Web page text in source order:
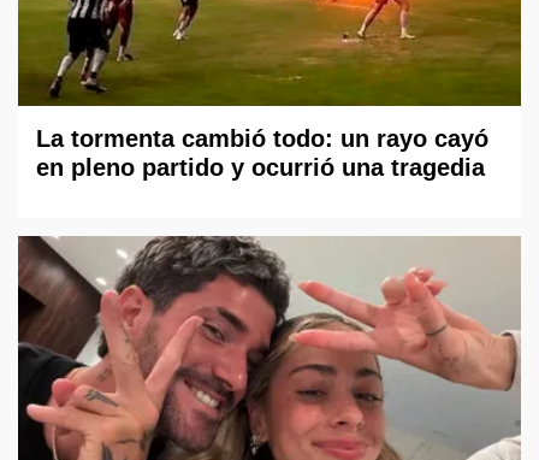
La tormenta cambió todo: un rayo cayó
en pleno partido y ocurrió una tragedia